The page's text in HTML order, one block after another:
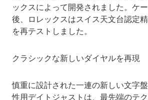
ックスによって開発されました。ケ
後、ロレックスはスイス天文台認定精
を再テストしました。
クラシックな新しいダイヤルを再現
慎重に設計された一連の新しい文字
性用デイトジャストは、最先端のテ